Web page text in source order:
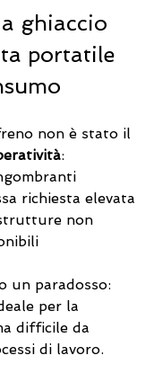
ghiaccio
portatile
non è stato il
:
richiesta elevata
non
un paradosso:
per la
difficile da
di lavoro.